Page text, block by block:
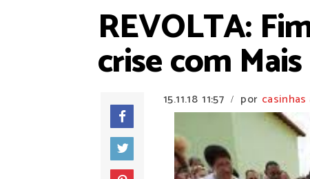
REVOLTA:
crise com
15.11.18 11:57 / por